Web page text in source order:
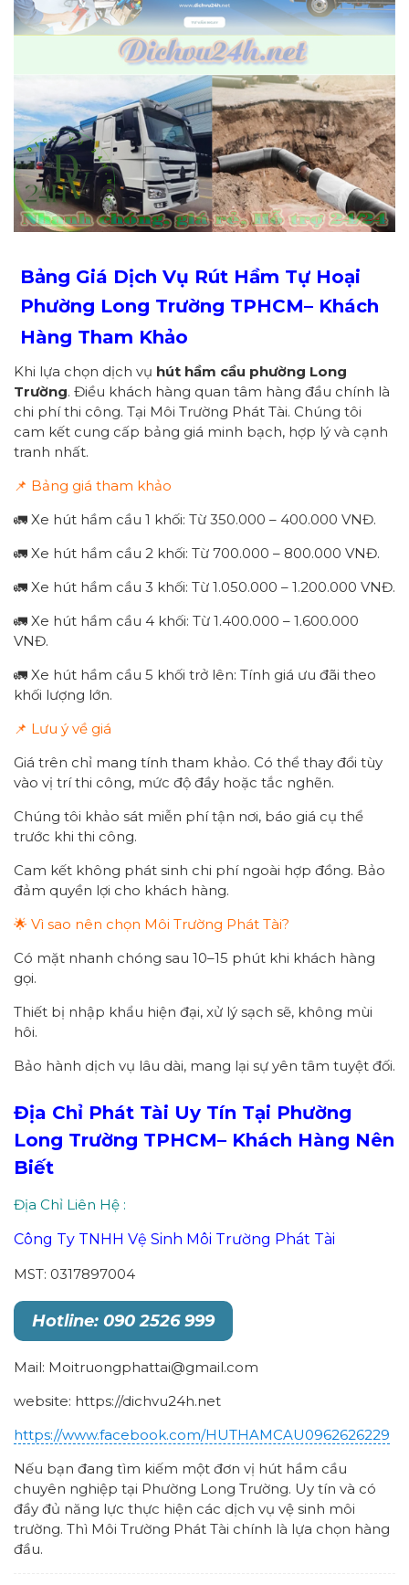
Bảng Giá Dịch Vụ Rút Hầm Tự Hoại
Phường Long Trường TPHCM– Khách
Hàng Tham Khảo
Khi lựa chọn dịch vụ hút hầm cầu phường Long
Trường. Điều khách hàng quan tâm hàng đầu chính là
chi phí thi công. Tại Môi Trường Phát Tài. Chúng tôi
cam kết cung cấp bảng giá minh bạch, hợp lý và cạnh
tranh nhất.
📌 Bảng giá tham khảo
🚛 Xe hút hầm cầu 1 khối: Từ 350.000 – 400.000 VNĐ.
🚛 Xe hút hầm cầu 2 khối: Từ 700.000 – 800.000 VNĐ.
🚛 Xe hút hầm cầu 3 khối: Từ 1.050.000 – 1.200.000 VNĐ.
🚛 Xe hút hầm cầu 4 khối: Từ 1.400.000 – 1.600.000
VNĐ.
🚛 Xe hút hầm cầu 5 khối trở lên: Tính giá ưu đãi theo
khối lượng lớn.
📌 Lưu ý về giá
Giá trên chỉ mang tính tham khảo. Có thể thay đổi tùy
vào vị trí thi công, mức độ đầy hoặc tắc nghẽn.
Chúng tôi khảo sát miễn phí tận nơi, báo giá cụ thể
trước khi thi công.
Cam kết không phát sinh chi phí ngoài hợp đồng. Bảo
đảm quyền lợi cho khách hàng.
🌟 Vì sao nên chọn Môi Trường Phát Tài?
Có mặt nhanh chóng sau 10–15 phút khi khách hàng
gọi.
Thiết bị nhập khẩu hiện đại, xử lý sạch sẽ, không mùi
hôi.
Bảo hành dịch vụ lâu dài, mang lại sự yên tâm tuyệt đối.
Địa Chỉ Phát Tài Uy Tín Tại Phường
Long Trường TPHCM– Khách Hàng Nên
Biết
Địa Chỉ Liên Hệ :
Công Ty TNHH Vệ Sinh Môi Trường Phát Tài
MST: 0317897004
Hotline: 090 2526 999
Mail: Moitruongphattai@gmail.com
website: https://dichvu24h.net
https://www.facebook.com/HUTHAMCAU0962626229
Nếu bạn đang tìm kiếm một đơn vị hút hầm cầu
chuyên nghiệp tại Phường Long Trường. Uy tín và có
đầy đủ năng lực thực hiện các dịch vụ vệ sinh môi
trường. Thì Môi Trường Phát Tài chính là lựa chọn hàng
đầu.